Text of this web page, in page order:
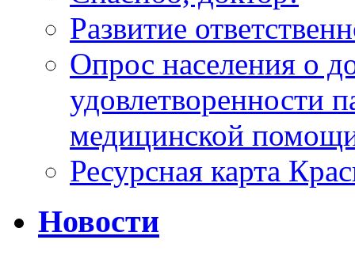
Развитие
Опрос населения о
удовлетворенности
медицинской
Ресурсная карта
Новости